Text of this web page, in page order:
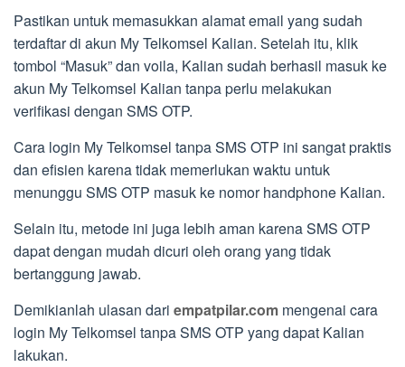
Pastikan untuk memasukkan alamat email yang sudah
terdaftar di akun My Telkomsel Kalian. Setelah itu, klik
tombol “Masuk” dan voila, Kalian sudah berhasil masuk ke
akun My Telkomsel Kalian tanpa perlu melakukan
verifikasi dengan SMS OTP.
Cara login My Telkomsel tanpa SMS OTP ini sangat praktis
dan efisien karena tidak memerlukan waktu untuk
menunggu SMS OTP masuk ke nomor handphone Kalian.
Selain itu, metode ini juga lebih aman karena SMS OTP
dapat dengan mudah dicuri oleh orang yang tidak
bertanggung jawab.
Demikianlah ulasan dari empatpilar.com mengenai cara
login My Telkomsel tanpa SMS OTP yang dapat Kalian
lakukan.